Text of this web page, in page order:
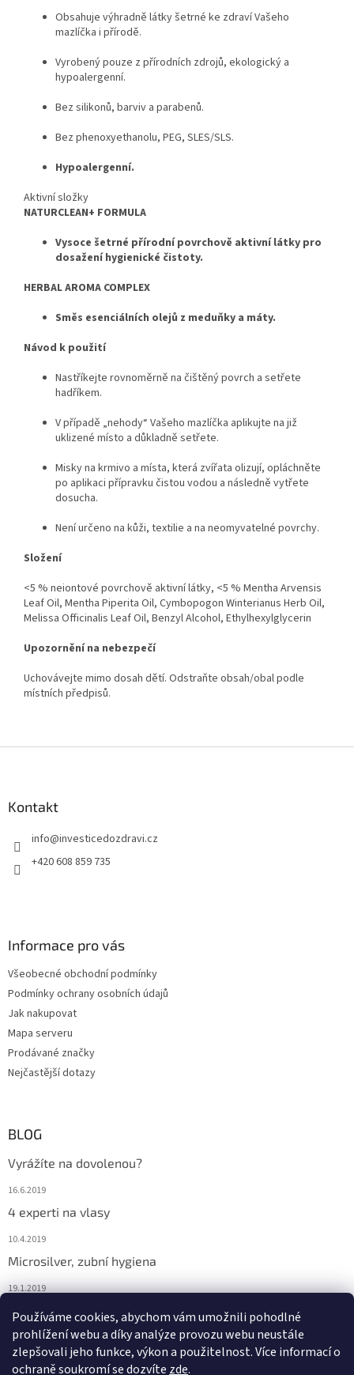
Používáme cookies, abychom vám umožnili pohodlné
prohlížení webu a díky analýze provozu webu neustále
zlepšovali jeho funkce, výkon a použitelnost. Více informací o
ochraně soukromí se dozvíte zde.
Obsahuje výhradně látky šetrné ke zdraví Vašeho
mazlíčka i přírodě.
Vyrobený pouze z přírodních zdrojů, ekologický a
hypoalergenní.
Bez silikonů, barviv a parabenů.
Bez phenoxyethanolu, PEG, SLES/SLS.
Hypoalergenní.
Aktivní složky
NATURCLEAN+ FORMULA
Vysoce šetrné přírodní povrchově aktivní látky pro
dosažení hygienické čistoty.
HERBAL AROMA COMPLEX
Směs esenciálních olejů z meduňky a máty.
Návod k použití
Nastříkejte rovnoměrně na čištěný povrch a setřete
hadříkem.
V případě „nehody“ Vašeho mazlíčka aplikujte na již
uklizené místo a důkladně setřete.
Misky na krmivo a místa, která zvířata olizují, opláchněte
po aplikaci přípravku čistou vodou a následně vytřete
dosucha.
Není určeno na kůži, textilie a na neomyvatelné povrchy.
Složení
<5 % neiontové povrchově aktivní látky, <5 % Mentha Arvensis
Leaf Oil, Mentha Piperita Oil, Cymbopogon Winterianus Herb Oil,
Melissa Officinalis Leaf Oil, Benzyl Alcohol, Ethylhexylglycerin
Upozornění na nebezpečí
Uchovávejte mimo dosah dětí. Odstraňte obsah/obal podle
místních předpisů.
Kontakt
info@investicedozdravi.cz
+420 608 859 735
Informace pro vás
Všeobecné obchodní podmínky
Podmínky ochrany osobních údajů
Jak nakupovat
Mapa serveru
Prodávané značky
Nejčastější dotazy
BLOG
Vyrážíte na dovolenou?
16.6.2019
4 experti na vlasy
10.4.2019
Microsilver, zubní hygiena
19.1.2019
Nemáte překyselený organismus?
12.1.2019